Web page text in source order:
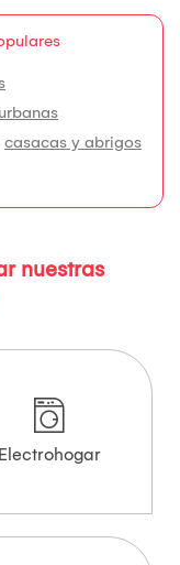
casacas y abrigos
nuestras
Electrohogar